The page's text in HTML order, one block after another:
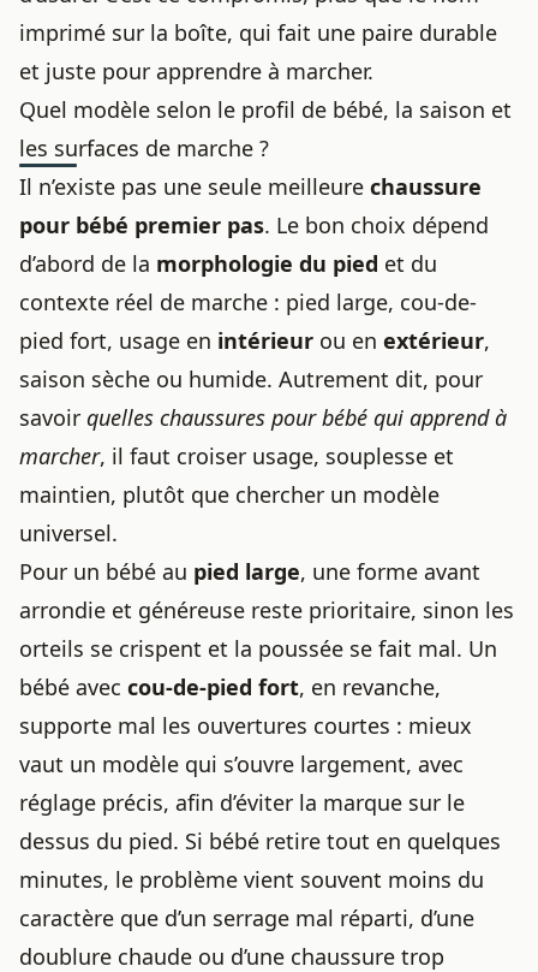
imprimé sur la boîte, qui fait une paire durable
et juste pour apprendre à marcher.
Quel modèle selon le profil de bébé, la saison et
les surfaces de marche ?
Il n’existe pas une seule meilleure chaussure
pour bébé premier pas. Le bon choix dépend
d’abord de la morphologie du pied et du
contexte réel de marche : pied large, cou-de-
pied fort, usage en intérieur ou en extérieur,
saison sèche ou humide. Autrement dit, pour
savoir quelles chaussures pour bébé qui apprend à
marcher, il faut croiser usage, souplesse et
maintien, plutôt que chercher un modèle
universel.
Pour un bébé au pied large, une forme avant
arrondie et généreuse reste prioritaire, sinon les
orteils se crispent et la poussée se fait mal. Un
bébé avec cou-de-pied fort, en revanche,
supporte mal les ouvertures courtes : mieux
vaut un modèle qui s’ouvre largement, avec
réglage précis, afin d’éviter la marque sur le
dessus du pied. Si bébé retire tout en quelques
minutes, le problème vient souvent moins du
caractère que d’un serrage mal réparti, d’une
doublure chaude ou d’une chaussure trop